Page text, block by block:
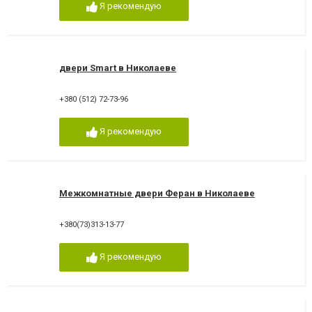
Я рекомендую
двери Smart в Николаеве
+380 (512) 72-73-96
Я рекомендую
Межкомнатные двери Феран в Николаеве
+380(73)313-13-77
Я рекомендую